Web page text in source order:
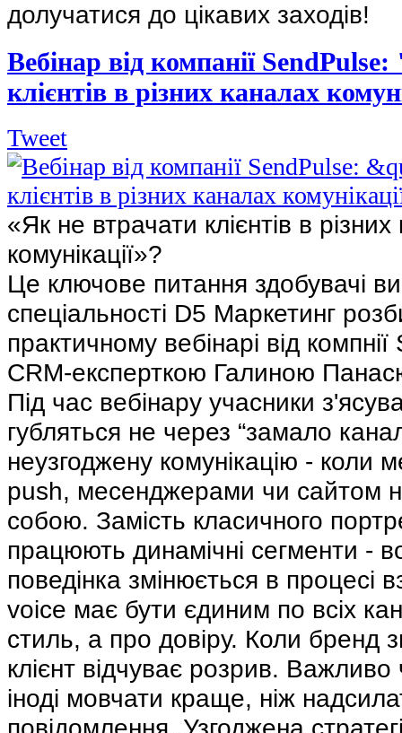
долучатися до цікавих заходів!
Вебінар від компанії
клієнтів в різних каналах
Tweet
«Як не втрачати клієнтів в
комунікації»?
Це ключове питання здобувачі
спеціальності D5 Маркетинг
практичному вебінарі від
CRM-експерткою Галиною
Під час вебінару учасники
губляться не через “замало
неузгоджену комунікацію - коли
push, месенджерами чи сайтом
собою. Замість класичного
працюють динамічні сегменти -
поведінка змінюється в процесі
voice має бути єдиним по всіх
стиль, а про довіру. Коли бренд
клієнт відчуває розрив.
іноді мовчати краще, ніж